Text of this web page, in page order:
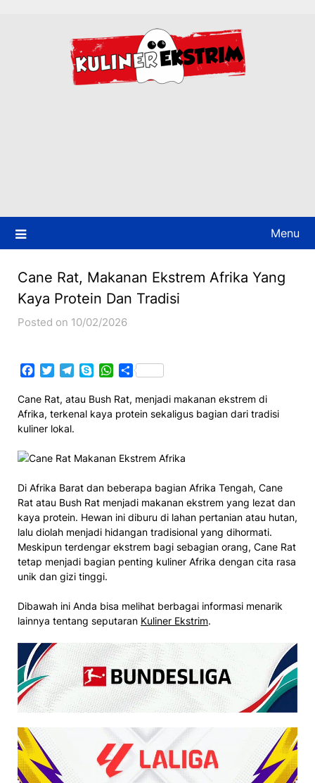
Menu
Cane Rat, Makanan Ekstrem Afrika Yang
Kaya Protein Dan Tradisi
Posted on 10/02/2026
Facebook
TwitterTelegram
SkypeWhatsApp
Share
Cane Rat, atau Bush Rat, menjadi makanan ekstrem di
Afrika, terkenal kaya protein sekaligus bagian dari tradisi
kuliner lokal.
Di Afrika Barat dan beberapa bagian Afrika Tengah, Cane
Rat atau Bush Rat menjadi makanan ekstrem yang lezat dan
kaya protein. Hewan ini diburu di lahan pertanian atau hutan,
lalu diolah menjadi hidangan tradisional yang dihormati.
Meskipun terdengar ekstrem bagi sebagian orang, Cane Rat
tetap menjadi bagian penting kuliner Afrika dengan cita rasa
unik dan gizi tinggi.
Dibawah ini Anda bisa melihat berbagai informasi menarik
lainnya tentang seputaran Kuliner Ekstrim.